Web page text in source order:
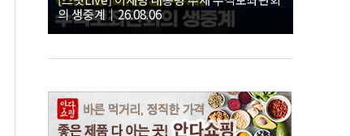
의 생중계｜26.08.06